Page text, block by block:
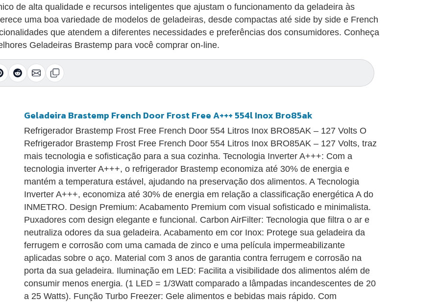
de alta qualidade e recursos inteligentes que ajustam o funcionamento da geladeira às
uma boa variedade de modelos de geladeiras, desde compactas até side by side e French
que atendem a diferentes necessidades e preferências dos consumidores. Conheça
Geladeiras Brastemp para você comprar on-line.
Geladeira Brastemp French Door Frost Free A+++ 554l Inox Bro85ak
Refrigerador Brastemp Frost Free French Door 554 Litros Inox BRO85AK – 127 Volts O
Refrigerador Brastemp Frost Free French Door 554 Litros Inox BRO85AK – 127 Volts, traz
mais tecnologia e sofisticação para a sua cozinha. Tecnologia Inverter A+++: Com a
tecnologia inverter A+++, o refrigerador Brastemp economiza até 30% de energia e
mantém a temperatura estável, ajudando na preservação dos alimentos. A Tecnologia
Inverter A+++, economiza até 30% de energia em relação a classificação energética A do
INMETRO. Design Premium: Acabamento Premium com visual sofisticado e minimalista.
Puxadores com design elegante e funcional. Carbon AirFilter: Tecnologia que filtra o ar e
neutraliza odores da sua geladeira. Acabamento em cor Inox: Protege sua geladeira da
ferrugem e corrosão com uma camada de zinco e uma película impermeabilizante
aplicadas sobre o aço. Material com 3 anos de garantia contra ferrugem e corrosão na
porta da sua geladeira. Iluminação em LED: Facilita a visibilidade dos alimentos além de
consumir menos energia. (1 LED = 1/3Watt comparado a lâmpadas incandescentes de 20
a 25 Watts). Função Turbo Freezer: Gele alimentos e bebidas mais rápido. Com